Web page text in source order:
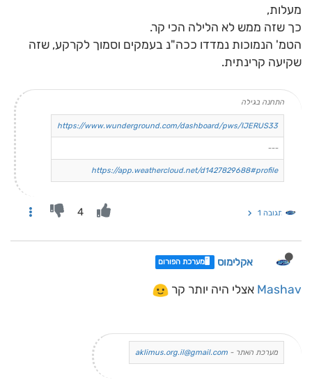
מעלות,
כך שזה ממש לא הלילה הכי קר.
הטמ' הנמוכות נמדדו ככה"נ בעמקים וסמוך לקרקע, שזה
שקיעה קרינתית.
התחנה בגילה
https://www.wunderground.com/dashboard/pws/IJERUS33
---
https://app.weathercloud.net/d1427829688#profile
תגובה 1 4
אקלימוס 🖥️מערכת הפורום
Mashav אצלי היה יותר קר
מערכת האתר - aklimus.org.il@gmail.com